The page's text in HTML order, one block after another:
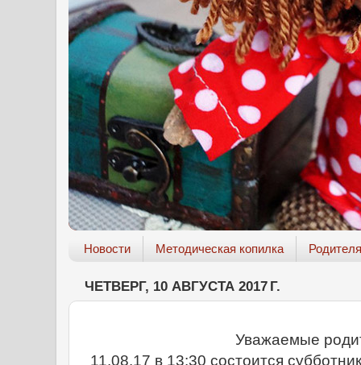
Новости Методическая копилка
ЧЕТВЕРГ, 10 АВГУСТА 2017 Г.
Уважаемые
11.08.17 в 13:30 состоится